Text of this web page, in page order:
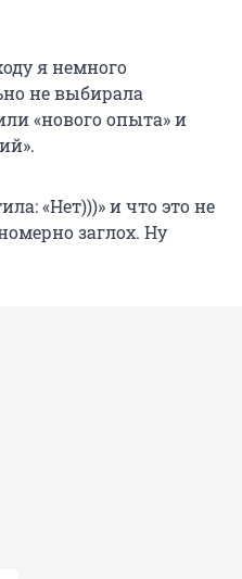
я немного
не выбирала
«нового опыта» и
«Нет)))» и что это не
заглох. Ну